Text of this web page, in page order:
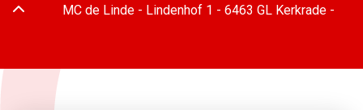
AdresgegevensMC de Linde - Lindenhof 1 -6463 GL Kerkrade -